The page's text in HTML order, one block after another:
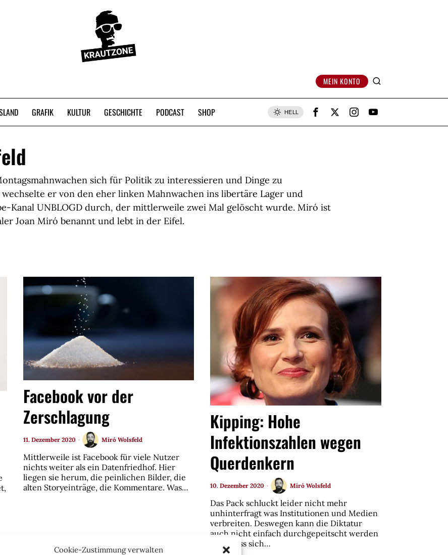
Cookie-Zustimmung verwalten
MEIN KONTO
GRAFIK KULTUR GESCHICHTE PODCAST SHOP HELL
sich für Politik zu interessieren und Dinge zu
er von den eher linken Mahnwachen ins libertäre Lager und
Kanal UNBLOGD durch, der mittlerweile zwei Mal gelöscht wurde. Miró ist
Joan Miró benannt und lebt in der Eifel.
Facebook vor der
Zerschlagung
11. Dezember 2020 Miró Wolsfeld
Mittlerweile ist Facebook für viele Nutzer
nichts weiter als ein Datenfriedhof. Hier
liegen sie herum, die peinlichen Bilder, die
alten Storyeinträge, die Kommentare. Was…
Kipping: Hohe
Infektionszahlen wegen
Querdenkern
10. Dezember 2020 Miró Wolsfeld
Das Pack schluckt leider nicht mehr
unhinterfragt was Institutionen und Medien
verbreiten. Deswegen kann die Diktatur
auch nicht einfach durchgepeitscht werden
und muss sich…